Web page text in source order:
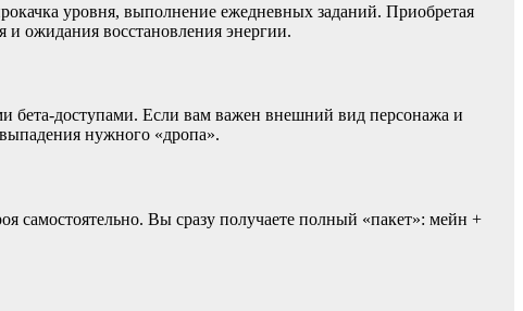
уровня, выполнение ежедневных заданий. Приобретая
и ожидания восстановления энергии.
бета-доступами. Если вам важен внешний вид персонажа и
нужного «дропа».
самостоятельно. Вы сразу получаете полный «пакет»: мейн +